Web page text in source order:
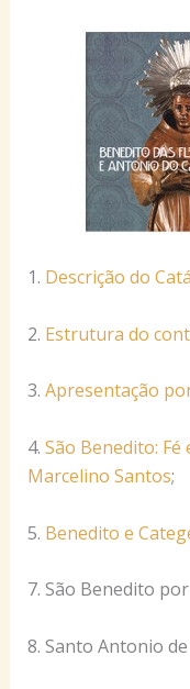
1. Descrição do
2. Estrutura do
3. Apresentação
4. São Benedito:
Marcelino Santos;
5. Benedito e
7. São Benedito
8. Santo Antonio